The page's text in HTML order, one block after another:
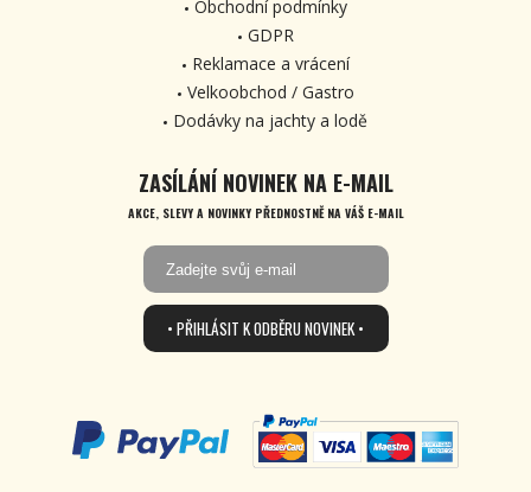
Obchodní podmínky
GDPR
Reklamace a vrácení
Velkoobchod / Gastro
Dodávky na jachty a lodě
ZASÍLÁNÍ NOVINEK NA E-MAIL
AKCE, SLEVY A NOVINKY PŘEDNOSTNĚ NA VÁŠ E-MAIL
• PŘIHLÁSIT K ODBĚRU NOVINEK •